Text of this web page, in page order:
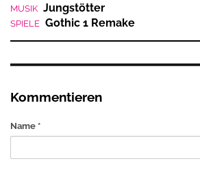
MUSIK Jungstötter
SPIELE Gothic 1 Remake
Kommentieren
Name *